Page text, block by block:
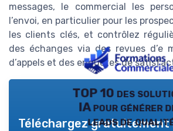
messages, le commercial les
l’envoi, en particulier pour les
les clients clés, et contrôlez
des échanges via des revues d’e
d’appels et des enquêtes de
TOP 10 des
IA pour générer
leads de
Téléchargez gratuitement